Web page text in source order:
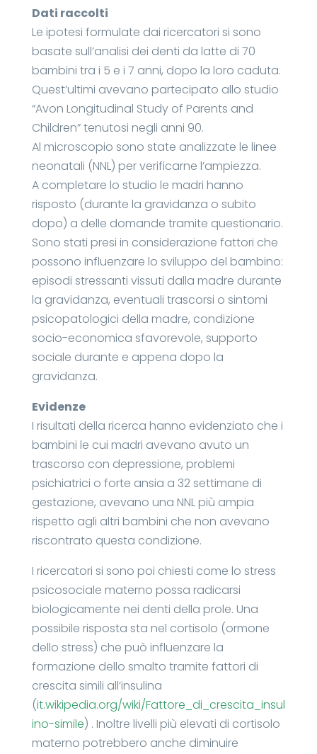
Dati raccolti
Le ipotesi formulate dai ricercatori si sono
basate sull’analisi dei denti da latte di 70
bambini tra i 5 e i 7 anni, dopo la loro caduta.
Quest’ultimi avevano partecipato allo studio
“Avon Longitudinal Study of Parents and
Children” tenutosi negli anni 90.
Al microscopio sono state analizzate le linee
neonatali (NNL) per verificarne l’ampiezza.
A completare lo studio le madri hanno
risposto (durante la gravidanza o subito
dopo) a delle domande tramite questionario.
Sono stati presi in considerazione fattori che
possono influenzare lo sviluppo del bambino:
episodi stressanti vissuti dalla madre durante
la gravidanza, eventuali trascorsi o sintomi
psicopatologici della madre, condizione
socio-economica sfavorevole, supporto
sociale durante e appena dopo la
gravidanza.
Evidenze
I risultati della ricerca hanno evidenziato che i
bambini le cui madri avevano avuto un
trascorso con depressione, problemi
psichiatrici o forte ansia a 32 settimane di
gestazione, avevano una NNL più ampia
rispetto agli altri bambini che non avevano
riscontrato questa condizione.
I ricercatori si sono poi chiesti come lo stress
psicosociale materno possa radicarsi
biologicamente nei denti della prole. Una
possibile risposta sta nel cortisolo (ormone
dello stress) che può influenzare la
formazione dello smalto tramite fattori di
crescita simili all’insulina
(it.wikipedia.org/wiki/Fattore_di_crescita_insul
ino-simile) . Inoltre livelli più elevati di cortisolo
materno potrebbero anche diminuire